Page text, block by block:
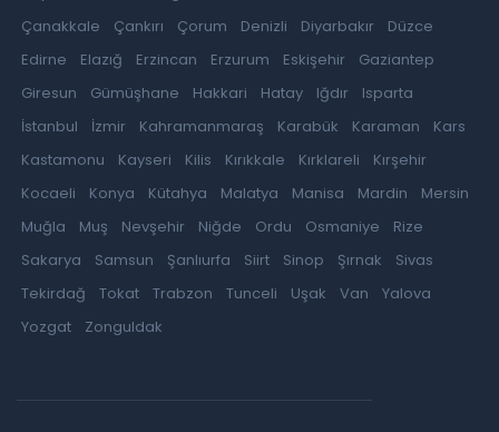
Çanakkale
Çankırı Çorum Denizli Diyarbakır
Düzce
Edirne
Elazığ Erzincan Erzurum Eskişehir
Gaziantep
Giresun
Gümüşhane Hakkari Hatay Iğdır
Isparta
İstanbul
İzmir Kahramanmaraş Karabük Karaman
Kars
Kastamonu
Kayseri Kilis Kırıkkale Kırklareli
Kırşehir
Kocaeli
Konya Kütahya Malatya Manisa Mardin
Mersin
Muğla
Muş Nevşehir Niğde Ordu Osmaniye
Rize
Sakarya
Samsun Şanlıurfa Siirt Sinop Şırnak
Sivas
Tekirdağ
Tokat Trabzon Tunceli Uşak Van
Yalova
Yozgat
Zonguldak